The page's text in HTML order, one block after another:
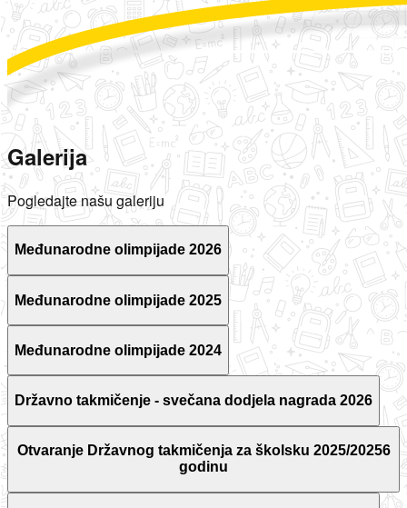
Galerija
Pogledajte našu galeriju
Međunarodne olimpijade 2026
Međunarodne olimpijade 2025
Međunarodne olimpijade 2024
Državno takmičenje - svečana dodjela nagrada 2026
Otvaranje Državnog takmičenja za školsku 2025/20256
godinu